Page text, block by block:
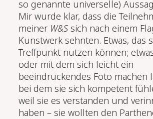
so genannte universelle)
Mir wurde klar, dass die
meiner W&S sich nach einem
Kunstwerk sehnten. Etwas, das
Treffpunkt nutzen können;
oder mit dem sich leicht ein
beeindruckendes Foto machen
bei dem sie sich kompetent
weil sie es verstanden und
haben – sie wollten den